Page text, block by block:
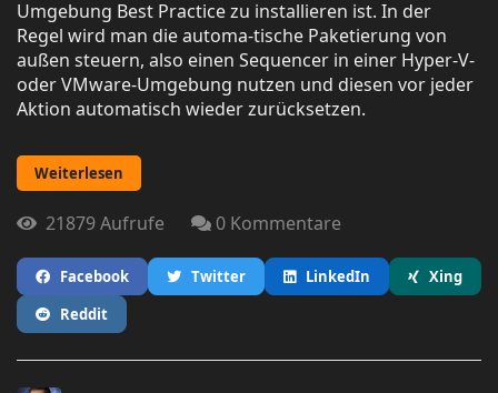
Umgebung Best Practice zu installieren ist. In der
Regel wird man die automa-tische Paketierung von
außen steuern, also einen Sequencer in einer Hyper-V-
oder VMware-Umgebung nutzen und diesen vor jeder
Aktion automatisch wieder zurücksetzen.
Weiterlesen
21879 Aufrufe 0 Kommentare
Facebook Twitter LinkedIn
Xing
Reddit